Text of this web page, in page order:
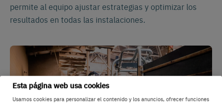
Esta página web usa cookies
Usamos cookies para personalizar el contenido y los anuncios, ofrecer funciones
permite al equipo ajustar estrategias y optimizar los
resultados en todas las instalaciones.